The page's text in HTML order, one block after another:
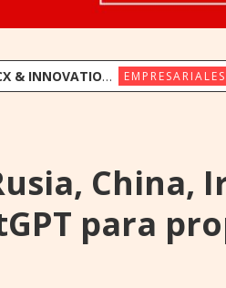
CONGRESS REÚNE A LÍDERES REGIONALES PARA EXPLORAR LA NUEVA ERA DE LA EXPERIENCIA DEL CLIENTE EMPRESARIALES
China,
para